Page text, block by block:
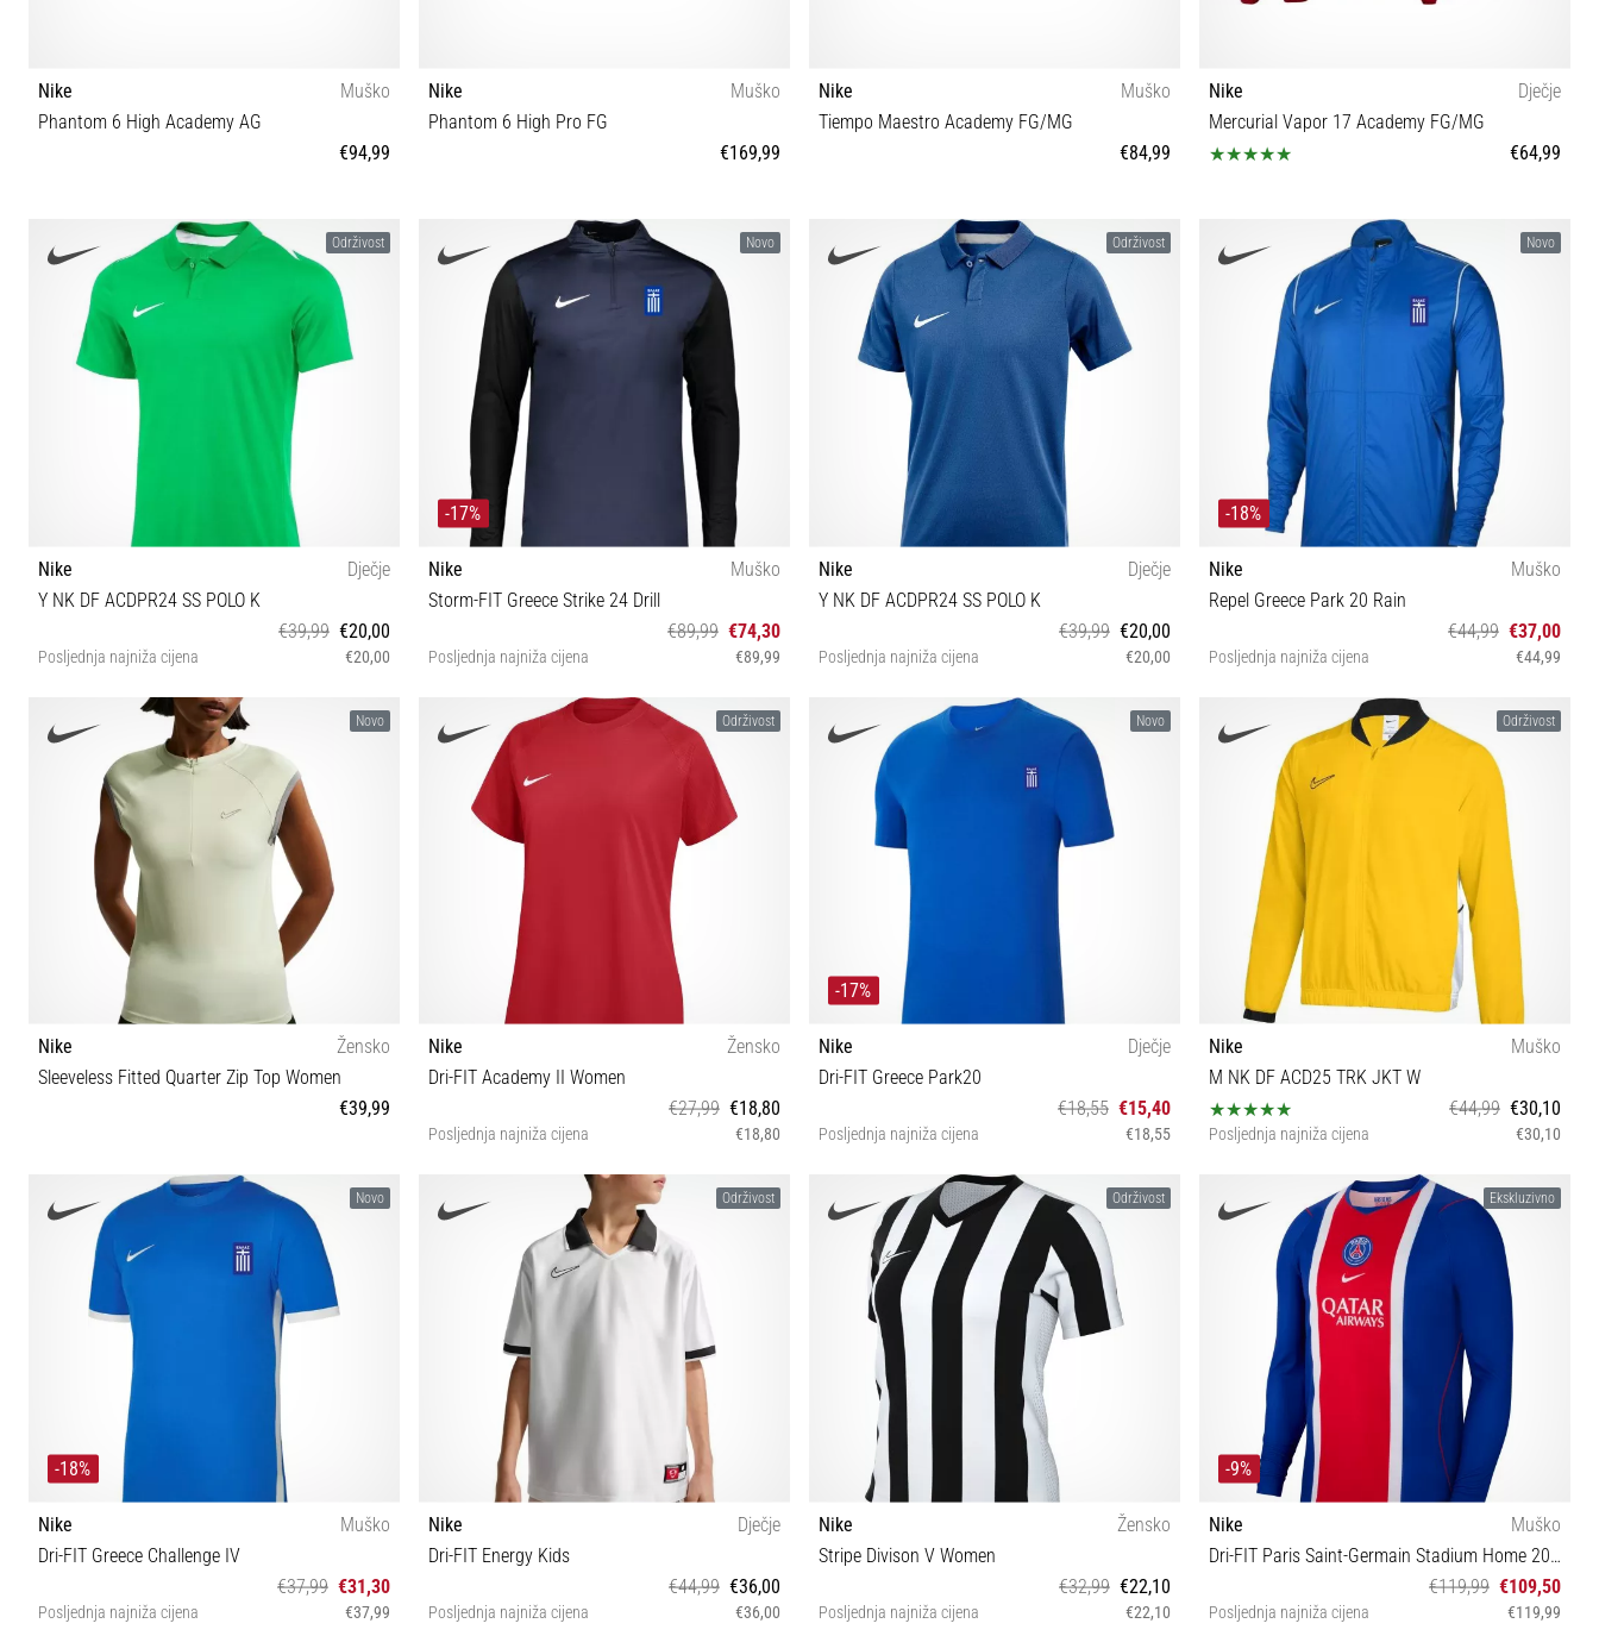
Nike
Muško
Phantom 6 High Academy AG
€94,99
41 42 42½ 43 44 44½ 45 45½ 46 47
Nike
Muško
Phantom 6 High Pro FG
€169,99
39 40 40½ 41 42 42½ 43 44 44½ 45½ 46
Nike
Muško
Tiempo Maestro Academy FG/MG
€84,99
42 42½ 44½ 45½
Nike
Dječje
Mercurial Vapor 17 Academy FG/MG
€64,99
33½ 34 35 35½ 36 36½ 37½ 38 38½
Održivost
Nike
Dječje
Y NK DF ACDPR24 SS POLO K
€39,99 €20,00
Posljednja najniža cijena €20,00
XS (122-128 cm) S (128-137 cm) M (137-147 cm) L
(147-158 cm) XL (158-170 cm)
Novo
-17%
Nike
Muško
Storm-FIT Greece Strike 24 Drill
€89,99 €74,30
Posljednja najniža cijena €89,99
S XXL
Održivost
Nike
Dječje
Y NK DF ACDPR24 SS POLO K
€39,99 €20,00
Posljednja najniža cijena €20,00
XS (122-128 cm) S (128-137 cm) M (137-147 cm) L
(147-158 cm) XL (158-170 cm)
Novo
-18%
Nike
Muško
Repel Greece Park 20 Rain
€44,99 €37,00
Posljednja najniža cijena €44,99
S M XXL
Novo
Nike
Žensko
Sleeveless Fitted Quarter Zip Top Women
€39,99
XS S M L XL
Održivost
Nike
Žensko
Dri-FIT Academy II Women
€27,99 €18,80
Posljednja najniža cijena €18,80
XS S M L XL
Novo
-17%
Nike
Dječje
Dri-FIT Greece Park20
€18,55 €15,40
Posljednja najniža cijena €18,55
XS
Održivost
Nike
Muško
M NK DF ACD25 TRK JKT W
€44,99 €30,10
Posljednja najniža cijena €30,10
3XL XS S M L XL XXL
Novo
-18%
Nike
Muško
Dri-FIT Greece Challenge IV
€37,99 €31,30
Posljednja najniža cijena €37,99
Održivost
Nike
Dječje
Dri-FIT Energy Kids
€44,99 €36,00
Posljednja najniža cijena €36,00
Održivost
Nike
Žensko
Stripe Divison V Women
€32,99 €22,10
Posljednja najniža cijena €22,10
Ekskluzivno
-9%
Nike
Muško
Dri-FIT Paris Saint-Germain Stadium Home 2026/27
€119,99 €109,50
Posljednja najniža cijena €119,99